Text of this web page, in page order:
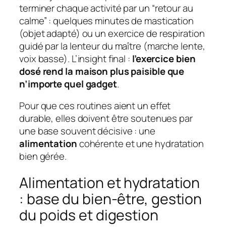
terminer chaque activité par un “retour au
calme” : quelques minutes de mastication
(objet adapté) ou un exercice de respiration
guidé par la lenteur du maître (marche lente,
voix basse). L’insight final : l’exercice bien
dosé rend la maison plus paisible que
n’importe quel gadget.
Pour que ces routines aient un effet
durable, elles doivent être soutenues par
une base souvent décisive : une
alimentationcohérente et une hydratation
bien gérée.
Alimentation et hydratation
: base du bien-être, gestion
du poids et digestion